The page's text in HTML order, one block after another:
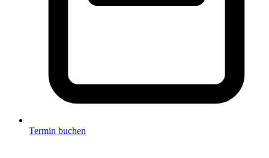
Termin buchen